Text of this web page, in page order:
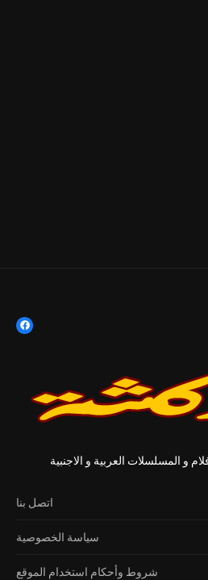
و المسلسلات العربية و الاجنبية
اتصل بنا
سياسة الخصوصية
شروط وأحكام استخدام الموقع